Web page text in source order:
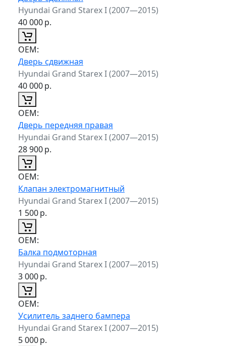
Hyundai Grand Starex I (2007—2015)
40 000р.
ОЕМ:
Дверь сдвижная
Hyundai Grand Starex I (2007—2015)
40 000р.
ОЕМ:
Дверь передняя правая
Hyundai Grand Starex I (2007—2015)
28 900р.
ОЕМ:
Клапан электромагнитный
Hyundai Grand Starex I (2007—2015)
1 500р.
ОЕМ:
Балка подмоторная
Hyundai Grand Starex I (2007—2015)
3 000р.
ОЕМ:
Усилитель заднего бампера
Hyundai Grand Starex I (2007—2015)
5 000р.